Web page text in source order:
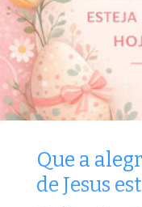
Que a
de Jesus